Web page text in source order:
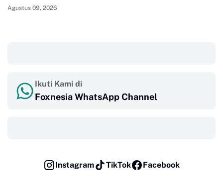
Agustus 09, 2026
Ikuti Kami di
Foxnesia WhatsApp Channel
Instagram TikTok Facebook